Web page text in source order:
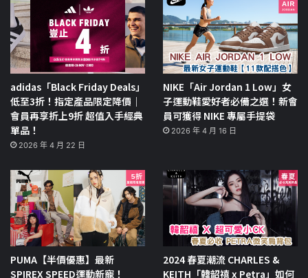
adidas「Black Friday Deals」
低至3折！指定產品限定降價｜
會員再享折上9折 超值入手經典
單品！
2026 年 4 月 22 日
NIKE「Air Jordan 1 Low」女
子運動鞋愛好者必備之選！新會
員可獲得 NIKE 專屬手提袋
2026 年 4 月 16 日
PUMA【半價優惠】最新
SPIREX SPEED運動新寵！
2024 春夏潮流 CHARLES &
KEITH「韓韶禧 x Petra」如何